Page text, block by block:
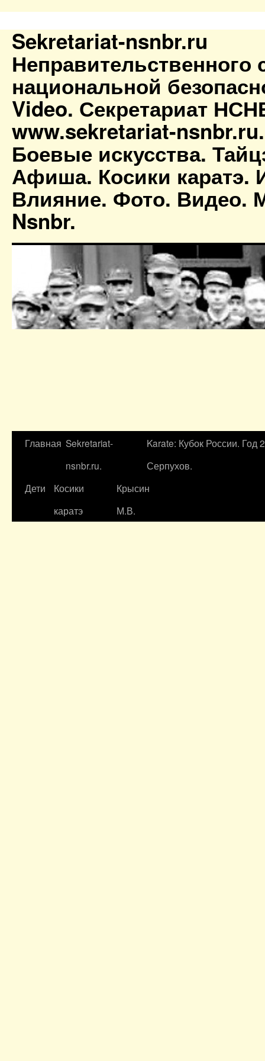
Sekretariat-nsnbr.ru
Неправительственного
национальной
Video. Секретариат
www.sekretariat-
Боевые искусства.
Афиша. Косики каратэ.
Влияние. Фото. Видео.
Nsnbr.
Главная Sekretariat-
nsnbr.ru.
Karate: Кубок России. Год
Серпухов.
Дети
Косики
каратэ
Крысин
М.В.